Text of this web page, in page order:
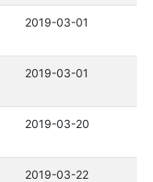
2019-03-01
2019-03-01
2019-03-20
2019-03-22